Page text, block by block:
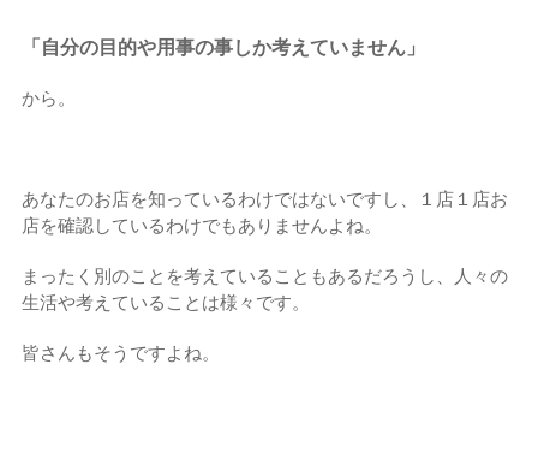
「自分の目的や用事の事しか考えていません」
から。
あなたのお店を知っているわけではないですし、
１店１店お
店を確認しているわけでもありませんよね。
まったく別のことを考えていることもあるだろうし、人々の
生活や考えていることは様々です。
皆さんもそうですよね。